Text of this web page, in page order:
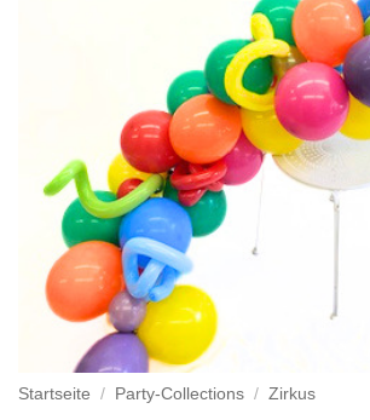
Startseite / Party-Collections / Zirkus